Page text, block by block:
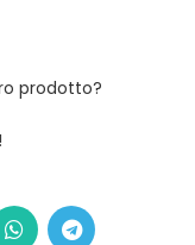
prodotto?